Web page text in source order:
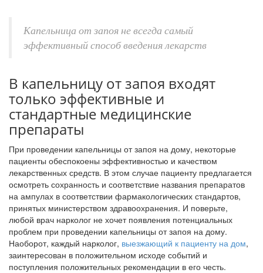
Капельница от запоя не всегда самый
эффективный способ введения лекарств
В капельницу от запоя входят
только эффективные и
стандартные медицинские
препараты
При проведении капельницы от запоя на дому, некоторые
пациенты обеспокоены эффективностью и качеством
лекарственных средств. В этом случае пациенту предлагается
осмотреть сохранность и соответствие названия препаратов
на ампулах в соответствии фармакологических стандартов,
принятых министерством здравоохранения. И поверьте,
любой врач нарколог не хочет появления потенциальных
проблем при проведении капельницы от запоя на дому.
Наоборот, каждый нарколог, выезжающий к пациенту на дом,
заинтересован в положительном исходе событий и
поступления положительных рекомендации в его честь.